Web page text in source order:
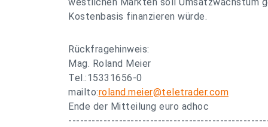
Kostenbasis finanzieren würde.
Rückfragehinweis:
Mag. Roland Meier
Tel.:15331656-0
mailto:roland.meier@teletrader.com
Ende der Mitteilung euro adhoc